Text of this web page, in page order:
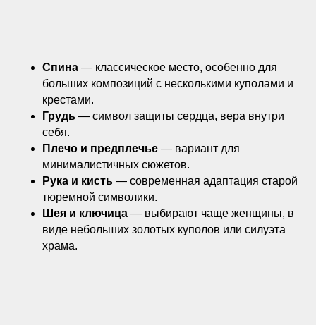
Спина — классическое место, особенно для
больших композиций с несколькими куполами и
крестами.
Грудь — символ защиты сердца, вера внутри
себя.
Плечо и предплечье — вариант для
минималистичных сюжетов.
Рука и кисть — современная адаптация старой
тюремной символики.
Шея и ключица — выбирают чаще женщины, в
виде небольших золотых куполов или силуэта
храма.